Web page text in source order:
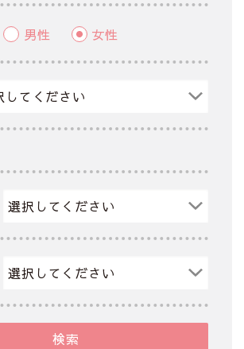
男性 女性
検索